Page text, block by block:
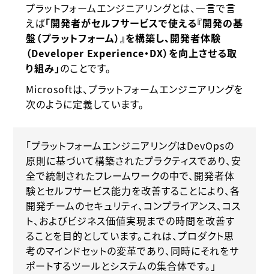
プラットフォームエンジニアリングとは、一言で言
えば「開発者がセルフサービスで使える『開発の基
盤（プラットフォーム）』を構築し、開発者体験
（Developer Experience・DX）を向上させる取
り組み」のことです。
Microsoftは、プラットフォームエンジニアリングを
次のように定義しています。
「プラットフォームエンジニアリングはDevOpsの
原則に基づいて構築されたプラクティスであり、安
全で統制されたフレームワークの中で、開発者体
験とセルフサービス能力を改善することにより、各
開発チームのセキュリティ、コンプライアンス、コス
ト、およびビジネス価値実現までの時間を改善す
ることを目的としています。これは、プロダクト思
考のマインドセットの変⾰であり、同時にそれをサ
ポートするツールとシステムの集合体です。」